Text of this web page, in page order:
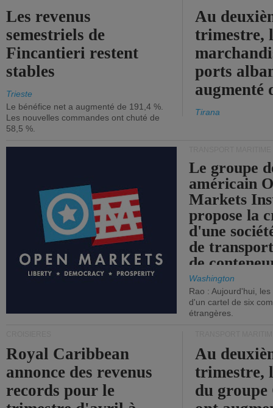
Les revenus
semestriels de
Fincantieri restent
stables
Trieste
Le bénéfice net a augmenté de 191,4 %.
Les nouvelles commandes ont chuté de
58,5 %.
Au
trimestre,
ports
augmenté
Tirana
Le groupe
américain
Markets
propose la
d'une
de
de
Washington
Rao : Aujourd'hui,
d'un cartel de six
étrangères.
Royal Caribbean
annonce des revenus
records pour le
Au
trimestre,
du